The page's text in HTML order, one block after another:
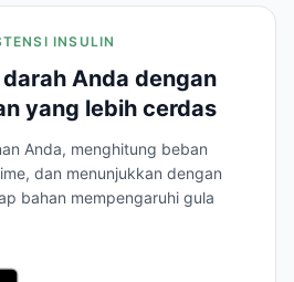
INSULIN
Anda dengan
yang lebih cerdas
Anda, menghitung beban
dan menunjukkan dengan
bahan mempengaruhi gula